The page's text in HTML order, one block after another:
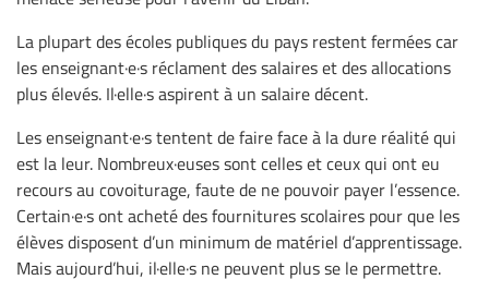
La plupart des écoles publiques du pays restent fermées car
les enseignant·e·s réclament des salaires et des allocations
plus élevés. Il·elle·s aspirent à un salaire décent.
Les enseignant·e·s tentent de faire face à la dure réalité qui
est la leur. Nombreux·euses sont celles et ceux qui ont eu
recours au covoiturage, faute de ne pouvoir payer l’essence.
Certain·e·s ont acheté des fournitures scolaires pour que les
élèves disposent d’un minimum de matériel d’apprentissage.
Mais aujourd’hui, il·elle·s ne peuvent plus se le permettre.